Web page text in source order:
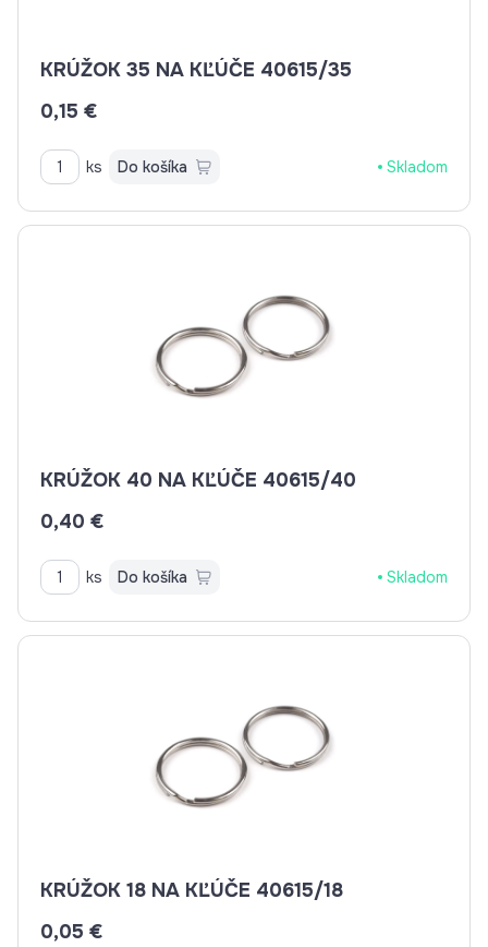
KRÚŽOK 35 NA KĽÚČE 40615/35
0,15 €
ks Do košíka Skladom
KRÚŽOK 40 NA KĽÚČE 40615/40
0,40 €
ks Do košíka Skladom
KRÚŽOK 18 NA KĽÚČE 40615/18
0,05 €